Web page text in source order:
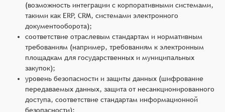
(возможность интеграции с корпоративными системами,
такими как ERP, CRM, системами электронного
документооборота);
соответствие отраслевым стандартам и нормативным
требованиям (например, требованиям к электронным
площадкам для государственных и муниципальных
закупок);
уровень безопасности и защиты данных (шифрование
передаваемых данных, защита от несанкционированного
доступа, соответствие стандартам информационной
безопасности);